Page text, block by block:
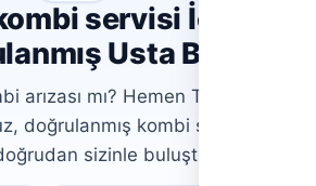
servisi İçin
Usta Bul
arızası mı? Hemen Tesisat,
doğrulanmış kombi servis
sizinle buluşturur.